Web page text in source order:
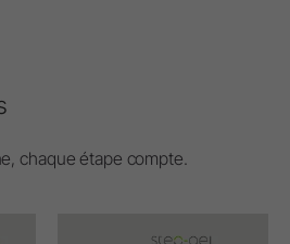
chaque étape compte.